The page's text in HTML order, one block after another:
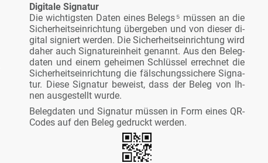
Di­gi­ta­le Si­gna­tur
Die wich­tigs­ten Da­ten ei­nes Be­legs⁵ müs­sen an die
Si­cher­heits­ein­rich­tung über­ge­ben und von die­ser di­
gi­tal si­gniert wer­den. Die Si­cher­heits­ein­rich­tung wird
da­her auch Si­gna­tur­ein­heit ge­nannt. Aus den Be­leg­
da­ten und ei­nem ge­hei­men Schlüs­sel er­rech­net die
Si­cher­heits­ein­rich­tung die fäl­schungs­si­che­re Si­gna­
tur. Die­se Si­gna­tur be­weist, dass der Be­leg von Ih­
nen aus­ge­stellt wur­de.
Be­leg­da­ten und Si­gna­tur müs­sen in Form ei­nes QR-
Codes auf den Be­leg ge­druckt wer­den.